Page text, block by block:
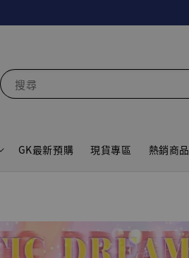
搜尋
GK最新預購 現貨專區 熱銷商品